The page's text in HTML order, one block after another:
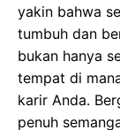
yakin bahwa
tumbuh dan
bukan hanya
tempat di
karir Anda.
penuh